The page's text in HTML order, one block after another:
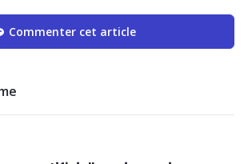
Commenter cet article